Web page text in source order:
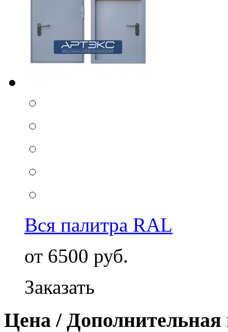
Вся палитра RAL
от 6500 руб.
Заказать
Цена /